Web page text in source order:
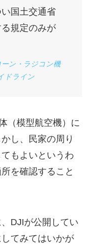
国土交通省
規定のみが
ーン・ラジコン機
ドライン
（模型航空機）に
し、民家の周り
もよいというわ
を確認すること
DJIが公開してい
てみてはいかが